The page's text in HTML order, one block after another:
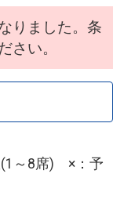
りました。条
さい。
～8席) ×：予